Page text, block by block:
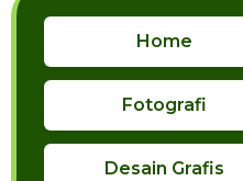
Home
Fotografi
Desain Grafis